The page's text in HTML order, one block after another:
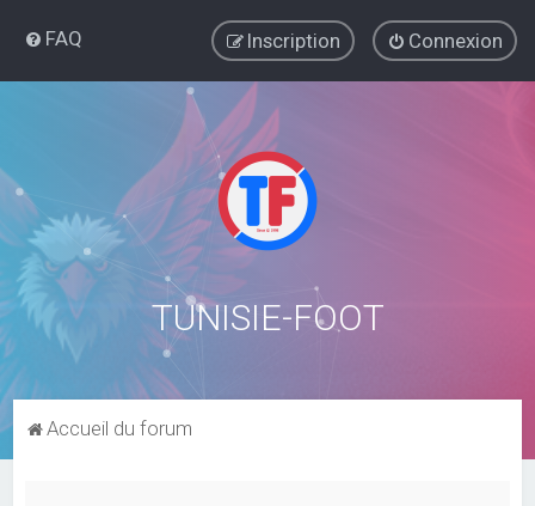
FAQ Connexion
Inscription
TUNISIE-FOOT
Accueil du forum